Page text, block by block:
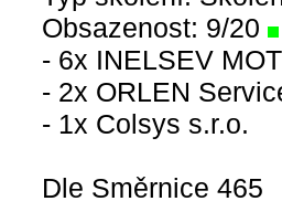
Obsazenost: 9/20
- 6x INELSEV
- 2x ORLEN
- 1x Colsys s.r.o.
Dle Směrnice 465